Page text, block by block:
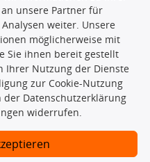
die gesamte Datenbank dürfen
Datenbank ohne
zu verbreiten
zu lassen. Ein
identifizierte Ersatzteil
unsere Partner für
weiter. Unsere
möglicherweise mit
Sie ihnen bereit gestellt
Ihrer Nutzung der Dienste
zur Cookie-Nutzung
Datenschutzerklärung
widerrufen.